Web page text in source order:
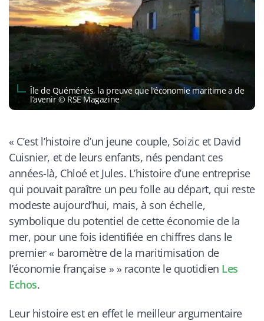
Île de Quéménès, la preuve que l’économie maritime a de
l’avenir © RSE Magazine
« C’est l’histoire d’un jeune couple, Soizic et David
Cuisnier, et de leurs enfants, nés pendant ces
années-là, Chloé et Jules. L’histoire d’une entreprise
qui pouvait paraître un peu folle au départ, qui reste
modeste aujourd’hui, mais, à son échelle,
symbolique du potentiel de cette économie de la
mer, pour une fois identifiée en chiffres dans le
premier « baromètre de la maritimisation de
l’économie française » » raconte le quotidien Les
Echos.
Leur histoire est en effet le meilleur argumentaire